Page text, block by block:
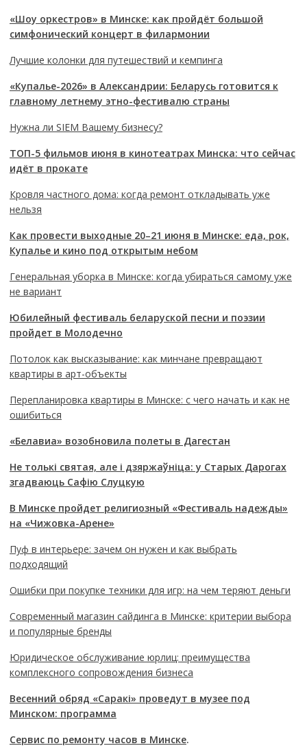
«Шоу оркестров» в Минске: как пройдёт большой
симфонический концерт в филармонии
Лучшие колонки для путешествий и кемпинга
«Купалье-2026» в Александрии: Беларусь готовится к
главному летнему этно-фестивалю страны
Нужна ли SIEM Вашему бизнесу?
ТОП-5 фильмов июня в кинотеатрах Минска: что сейчас
идёт в прокате
Кровля частного дома: когда ремонт откладывать уже
нельзя
Как провести выходные 20–21 июня в Минске: еда, рок,
Купалье и кино под открытым небом
Генеральная уборка в Минске: когда убираться самому уже
не вариант
Юбилейный фестиваль беларуской песни и поэзии
пройдет в Молодечно
Потолок как высказывание: как минчане превращают
квартиры в арт-объекты
Перепланировка квартиры в Минске: с чего начать и как не
ошибиться
«Белавиа» возобновила полеты в Дагестан
Не толькі святая, але і дзяржаўніца: у Старых Дарогах
згадваюць Сафію Слуцкую
В Минске пройдет религиозный «Фестиваль надежды»
на «Чижовка-Арене»
Пуф в интерьере: зачем он нужен и как выбрать
подходящий
Ошибки при покупке техники для игр: на чем теряют деньги
Современный магазин сайдинга в Минске: критерии выбора
и популярные бренды
Юридическое обслуживание юрлиц: преимущества
комплексного сопровождения бизнеса
Весенний обряд «Саракі» проведут в музее под
Минском: программа
Сервис по ремонту часов в Минске.